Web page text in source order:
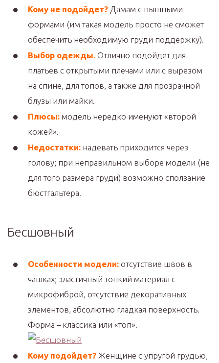
Кому не подойдет? Дамам с пышными
формами (им такая модель просто не сможет
обеспечить необходимую груди поддержку).
Выбор одежды. Отлично подойдет для
платьев с открытыми плечами или с вырезом
на спине, для топов, а также для прозрачной
блузы или майки.
Плюсы: модель нередко именуют «второй
кожей».
Недостатки: надевать приходится через
голову; при неправильном выборе модели (не
для того размера груди) возможно сползание
бюстгальтера.
Бесшовный
Особенности модели: отсутствие швов в
чашках; эластичный тонкий материал с
микрофиброй, отсутствие декоративных
элементов, абсолютно гладкая поверхность.
Форма – классика или «топ».
Кому подойдет? Женщине с упругой грудью,